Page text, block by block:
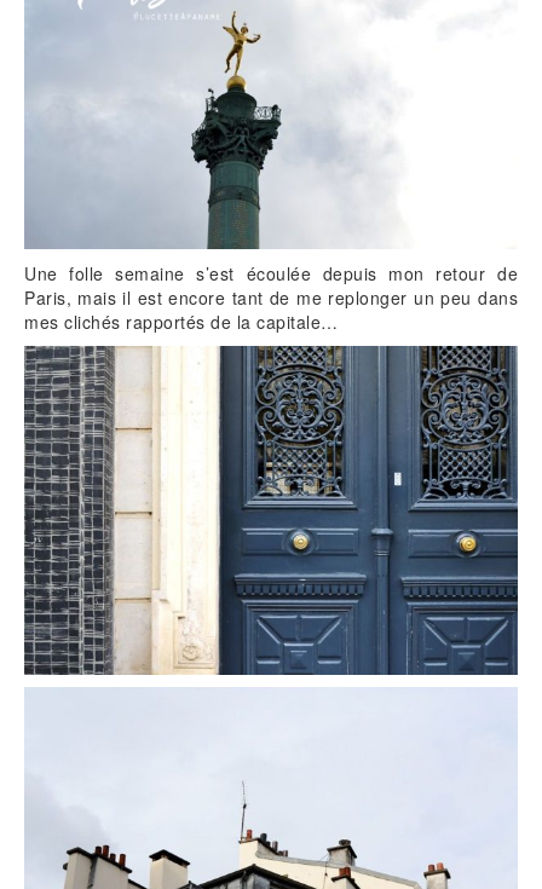
Une folle semaine s’est écoulée depuis mon retour de
Paris, mais il est encore tant de me replonger un peu dans
mes clichés rapportés de la capitale…